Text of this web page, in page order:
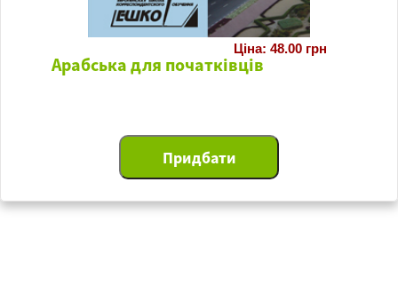
Арабська для початківців
Ціна: 48.00 грн